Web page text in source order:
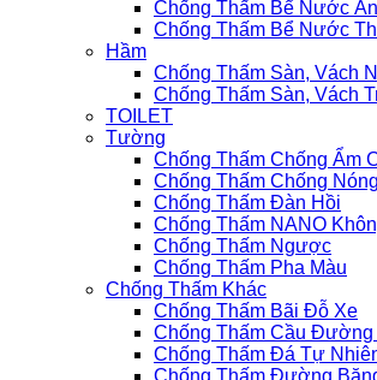
Chống Thấm Bể Nước Ăn
Chống Thấm Bể Nước
Hầm
Chống Thấm Sàn, Vách
Chống Thấm Sàn, Vách
TOILET
Tường
Chống Thấm Chống Ẩm
Chống Thấm Chống Nóng
Chống Thấm Đàn Hồi
Chống Thấm NANO
Chống Thấm Ngược
Chống Thấm Pha Màu
Chống Thấm Khác
Chống Thấm Bãi Đỗ Xe
Chống Thấm Cầu Đường
Chống Thấm Đá Tự